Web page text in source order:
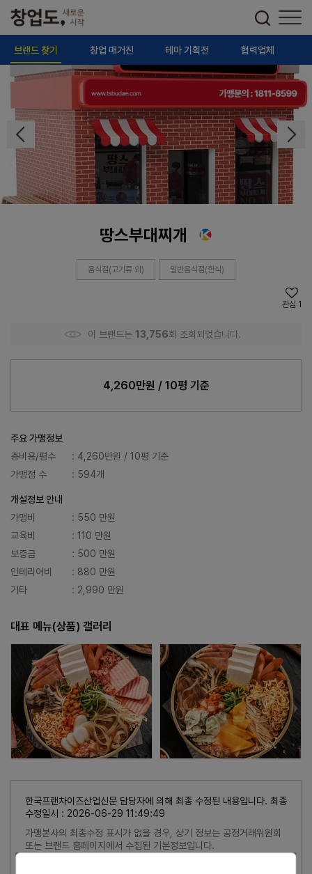
브랜드 찾기 창업 매거진 테마 기획전 협력업체
땅스부대찌개
음식점(고기류 외) 일반음식점(한식)
관심 1
이 브랜드는 13,756회 조회되었습니다.
4,260만원 / 10평 기준
주요 가맹정보
총비용/평수
: 4,260만원 / 10평 기준
가맹점 수
: 594개
개설정보 안내
가맹비
: 550 만원
교육비
: 110 만원
보증금
: 500 만원
인테리어비
: 880 만원
기타
: 2,990 만원
대표 메뉴(상품) 갤러리
한국프랜차이즈산업신문 담당자에 의해 최종 수정된 내용입니다. 최종
수정일시 : 2026-06-29 11:49:49
가맹본사의 최종수정 표시가 없을 경우, 상기 정보는 공정거래위원회
또는 브랜드 홈페이지에서 수집된 기본정보입니다.